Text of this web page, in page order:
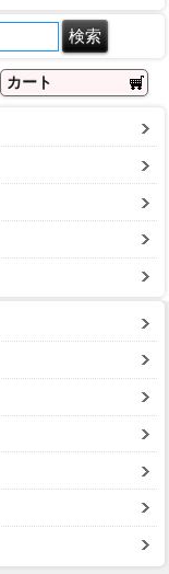
カート